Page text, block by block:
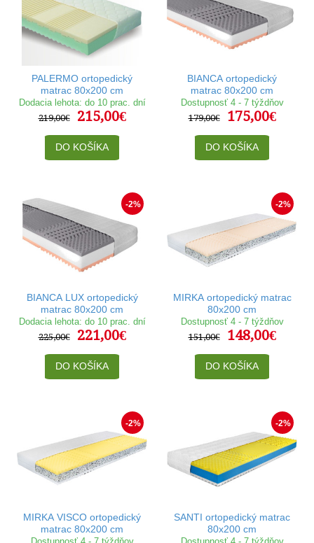
PALERMO ortopedický
matrac 80x200 cm
Dodacia lehota: do 10 prac. dní
219,00€
215,00€
DO KOŠÍKA
BIANCA ortopedický
matrac 80x200 cm
Dostupnosť 4 - 7 týždňov
179,00€
175,00€
DO KOŠÍKA
-2%
BIANCA LUX ortopedický
matrac 80x200 cm
Dodacia lehota: do 10 prac. dní
225,00€
221,00€
DO KOŠÍKA
-2%
MIRKA ortopedický matrac
80x200 cm
Dostupnosť 4 - 7 týždňov
151,00€
148,00€
DO KOŠÍKA
-2%
MIRKA VISCO ortopedický
matrac 80x200 cm
-2%
SANTI ortopedický matrac
80x200 cm